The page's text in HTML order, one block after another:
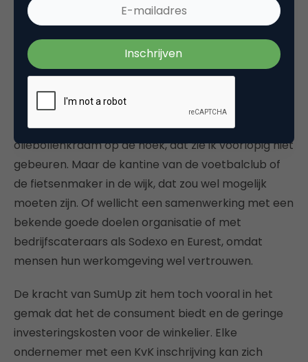
uitsluitend met creditcard willen betalen.
Voor SumUp is het zaak om de markt rustig bekend
te maken met het fenomeen ‘swipen via de
Smartphone of tablet’ via een betrouwbare
partner. Zo ontstaan er vast kansen voor groei.
Thuis aan de deur de pizzajongen betalen of de
oliebollenkraam op de hoek, dat zie ik voorlopig niet
gebeuren. Maar de kantine van de voetbalclub of
de fietsenmaker in de wijk, dat zou wel mogelijk
moeten zijn. Of wellicht een samenwerking met een
bekende goede doelen organisatie of met
bedrijfscateraars als Sodexo en Eurest, omdat
mensen hun werkomgeving wel vertrouwen.
De kracht van SumUp zit hem toch vooral in het
gemak dat het de consument biedt en de geringe
investeringskosten voor de winkelier. Elke
ondernemer met een KvK inschrijving kan zich